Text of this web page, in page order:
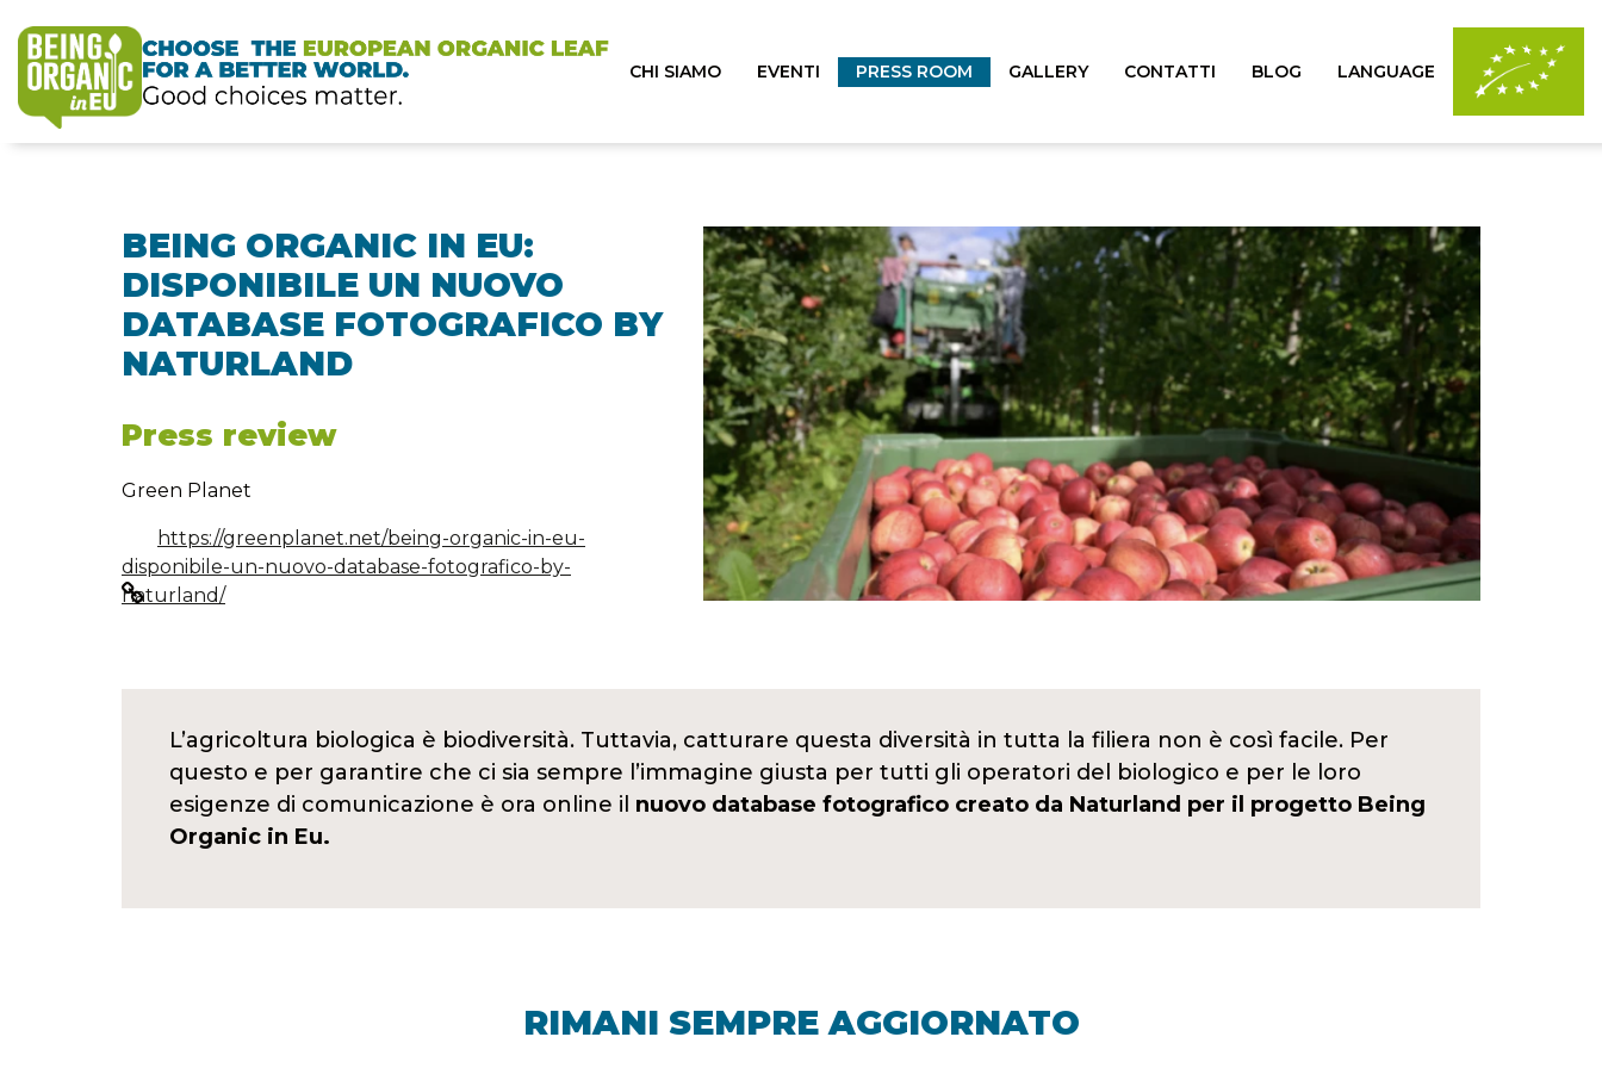
CHI SIAMO EVENTI PRESS ROOM GALLERY CONTATTI BLOG LANGUAGE
BEING ORGANIC IN EU:
DISPONIBILE UN NUOVO
DATABASE FOTOGRAFICO BY
NATURLAND
Press review
Green Planet
https://greenplanet.net/being-organic-in-eu-
disponibile-un-nuovo-database-fotografico-by-
naturland/
L’agricoltura biologica è biodiversità. Tuttavia, catturare questa diversità in tutta la filiera non è così facile. Per
questo e per garantire che ci sia sempre l’immagine giusta per tutti gli operatori del biologico e per le loro
esigenze di comunicazione è ora online il nuovo database fotografico creato da Naturland per il progetto Being
Organic in Eu.
RIMANI SEMPRE AGGIORNATO